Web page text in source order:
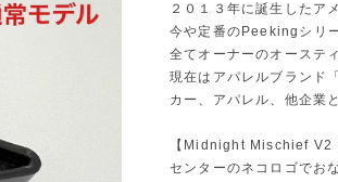
２０１３年に誕生したア
今や定番のPeekingシリ
全てオーナーのオーステ
現在はアパレルブランド
カー、アパレル、他企業
【Midnight Mischief V2
センターのネコロゴでお